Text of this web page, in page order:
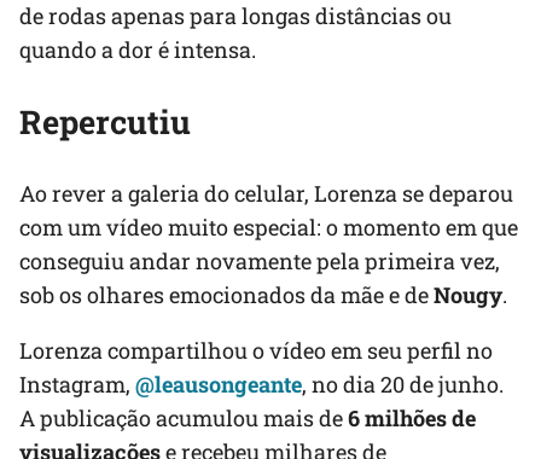
de rodas apenas para longas distâncias ou
quando a dor é intensa.
Repercutiu
Ao rever a galeria do celular, Lorenza se deparou
com um vídeo muito especial: o momento em que
conseguiu andar novamente pela primeira vez,
sob os olhares emocionados da mãe e deNougy.
Lorenza compartilhou o vídeo em seu perfil no
Instagram, @leausongeante, no dia 20 de junho.
A publicação acumulou mais de6 milhões de
visualizaçõese recebeu milhares de